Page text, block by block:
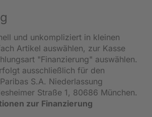
und unkompliziert in kleinen
Artikel auswählen, zur Kasse
"Finanzierung" auswählen.
ausschließlich für den
S.A. Niederlassung
Straße 1, 80686 München.
zur Finanzierung